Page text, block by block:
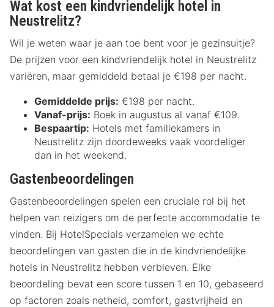
Wat kost een kindvriendelijk hotel in
Neustrelitz?
Wil je weten waar je aan toe bent voor je gezinsuitje?
De prijzen voor een kindvriendelijk hotel in Neustrelitz
variëren, maar gemiddeld betaal je €198 per nacht.
Gemiddelde prijs: €198 per nacht.
Vanaf-prijs: Boek in augustus al vanaf €109.
Bespaartip: Hotels met familiekamers in
Neustrelitz zijn doordeweeks vaak voordeliger
dan in het weekend.
Gastenbeoordelingen
Gastenbeoordelingen spelen een cruciale rol bij het
helpen van reizigers om de perfecte accommodatie te
vinden. Bij HotelSpecials verzamelen we echte
beoordelingen van gasten die in de kindvriendelijke
hotels in Neustrelitz hebben verbleven. Elke
beoordeling bevat een score tussen 1 en 10, gebaseerd
op factoren zoals netheid, comfort, gastvrijheid en